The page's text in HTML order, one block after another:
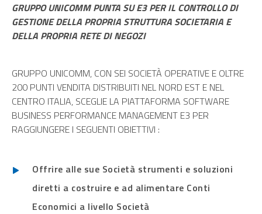
GRUPPO UNICOMM PUNTA SU E3 PER IL CONTROLLO DI
GESTIONE DELLA PROPRIA STRUTTURA SOCIETARIA E
DELLA PROPRIA RETE DI NEGOZI
GRUPPO UNICOMM, CON SEI SOCIETÀ OPERATIVE E OLTRE
200 PUNTI VENDITA DISTRIBUITI NEL NORD EST E NEL
CENTRO ITALIA, SCEGLIE LA PIATTAFORMA SOFTWARE
BUSINESS PERFORMANCE MANAGEMENT E3 PER
RAGGIUNGERE I SEGUENTI OBIETTIVI :
Offrire alle sue Società strumenti e soluzioni
diretti a costruire e ad alimentare Conti
Economici a livello Società